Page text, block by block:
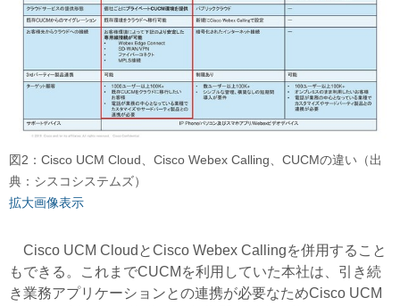
図2：Cisco UCM Cloud、Cisco Webex Calling、CUCMの違い（出
典：シスコシステムズ）
拡大画像表示
Cisco UCM CloudとCisco Webex Callingを併用すること
もできる。これまでCUCMを利用していた本社は、引き続
き業務アプリケーションとの連携が必要なためCisco UCM